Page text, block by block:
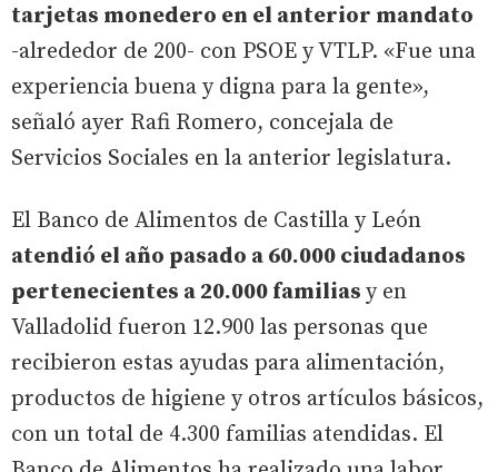
tarjetas monedero en el anterior mandato
-alrededor de 200- con PSOE y VTLP. «Fue una
experiencia buena y digna para la gente»,
señaló ayer Rafi Romero, concejala de
Servicios Sociales en la anterior legislatura.
El Banco de Alimentos de Castilla y León
atendió el año pasado a 60.000 ciudadanos
pertenecientes a 20.000 familias y en
Valladolid fueron 12.900 las personas que
recibieron estas ayudas para alimentación,
productos de higiene y otros artículos básicos,
con un total de 4.300 familias atendidas. El